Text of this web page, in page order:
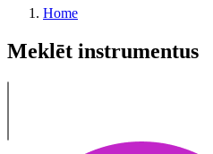
Home
Meklēt instrumentus